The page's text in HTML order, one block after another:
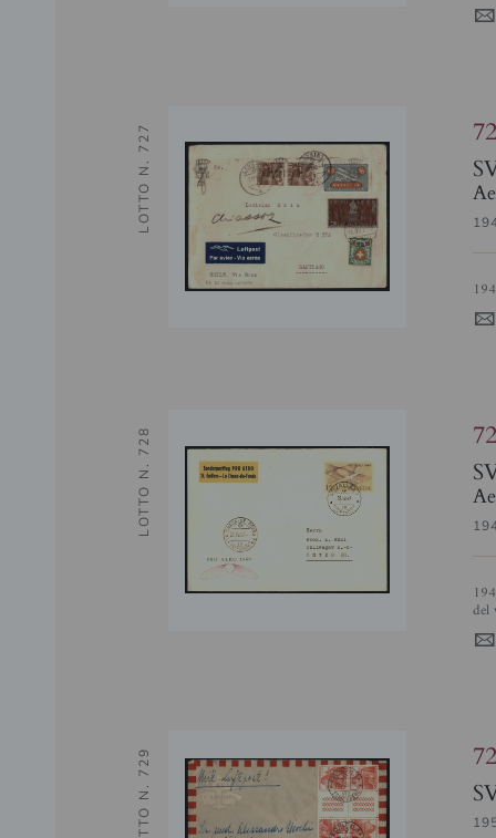
4
LOTTO N. 727
1949 (28 aprile) - St. Gallen Chaux de Fonds - Muller 562c - aerogramma
del
4
LOTTO N. 728
LOTTO N. 729